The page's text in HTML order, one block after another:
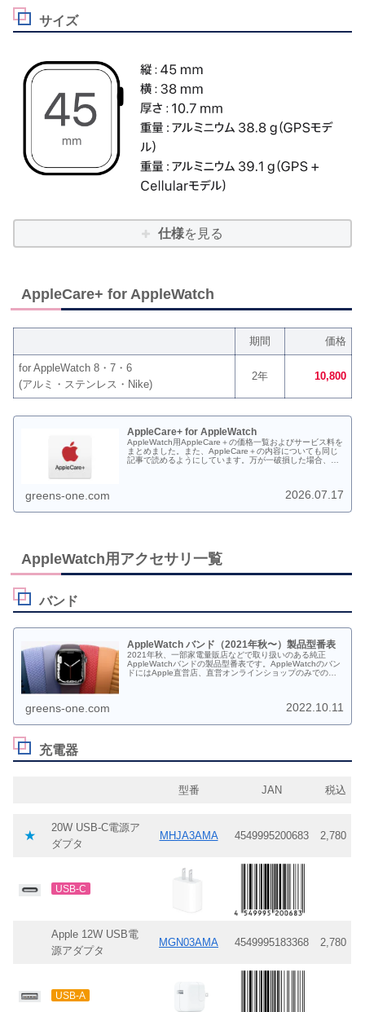
サイズ
仕様を見る
AppleCare+ for AppleWatch
期間 価格
for AppleWatch 8・7・6
(アルミ・ステンレス・Nike)
2年 10,800
AppleCare+ for AppleWatch
AppleWatch用AppleCare＋の価格一覧およびサービス料を
まとめました。また、AppleCare＋の内容についても同じ
記事で読めるようにしています。万が一破損した場合、
greens-one.com 2026.07.17
AppleWatch用アクセサリ一覧
バンド
AppleWatch バンド（2021年秋〜）製品型番表
2021年秋、一部家電量販店などで取り扱いのある純正
AppleWatchバンドの製品型番表です。AppleWatchのバン
ドにはApple直営店、直営オンラインショップのみでの取
greens-one.com 2022.10.11
充電器
型番 JAN 税込
★
20W USB-C電源ア
ダプタ
MHJA3AMA 4549995200683 2,780
USB-C
Apple 12W USB電
源アダプタ
MGN03AMA 4549995183368 2,780
USB-A